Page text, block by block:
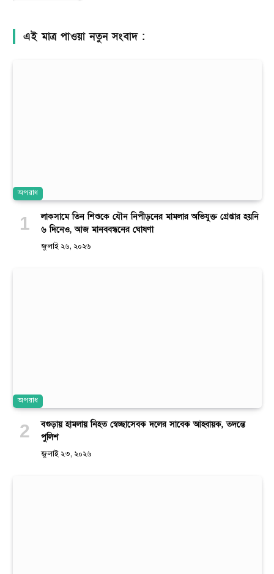
এই মাত্র পাওয়া নতুন সংবাদ :
অপরাধ
লাকসামে তিন শিশুকে যৌন নিপীড়নের মামলার অভিযুক্ত গ্রেপ্তার হয়নি
৬ দিনেও, আজ মানববন্ধনের ঘোষণা
জুলাই ২৬, ২০২৬
অপরাধ
বগুড়ায় হামলায় নিহত স্বেচ্ছাসেবক দলের সাবেক আহ্বায়ক, তদন্তে
পুলিশ
জুলাই ২৩, ২০২৬